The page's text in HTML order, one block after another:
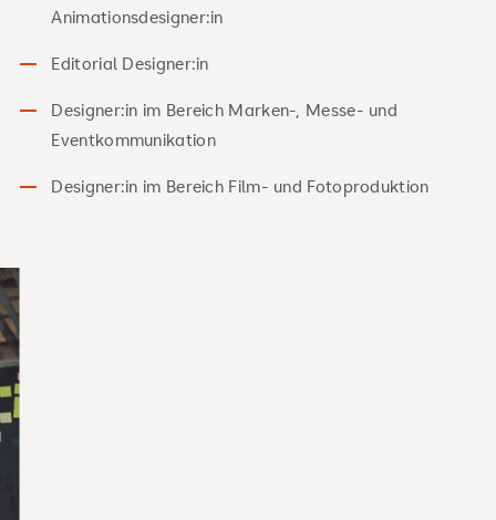
Animationsdesigner:in
Editorial Designer:in
Designer:in im Bereich Marken-, Messe- und
Eventkommunikation
Designer:in im Bereich Film- und Fotoproduktion